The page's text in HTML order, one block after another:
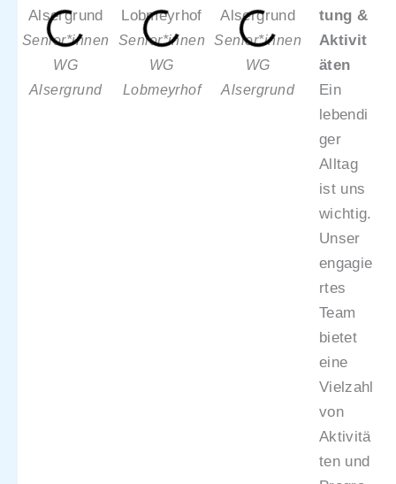
Senior*innen
WG
Alsergrund
Senior*innen
WG
Lobmeyrhof
Senior*innen
WG
Alsergrund
WG
Alsergrund
tung &
Aktivit
äten
Ein
lebendi
ger
Alltag
ist uns
wichtig.
Unser
engagie
rtes
Team
bietet
eine
Vielzahl
von
Aktivitä
ten und